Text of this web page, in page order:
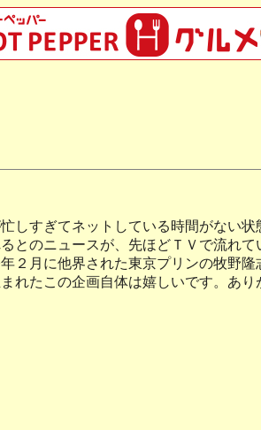
すぎてネットしている時間がない状
のニュースが、先ほどＴＶで流れて
月に他界された東京プリンの牧野隆
たこの企画自体は嬉しいです。あり